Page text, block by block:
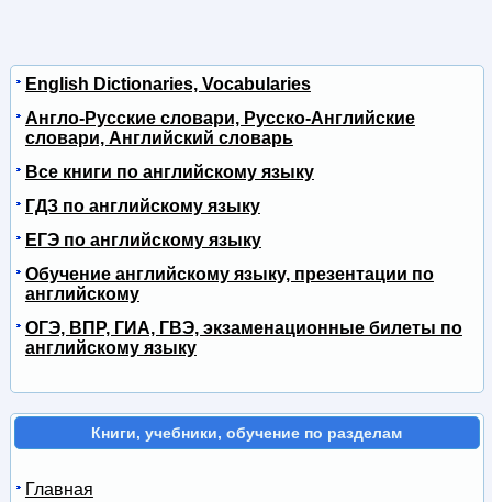
English Dictionaries, Vocabularies
Англо-Русские словари, Русско-Английские
словари, Английский словарь
Все книги по английскому языку
ГДЗ по английскому языку
ЕГЭ по английскому языку
Обучение английскому языку, презентации по
английскому
ОГЭ, ВПР, ГИА, ГВЭ, экзаменационные билеты по
английскому языку
Книги, учебники, обучение по разделам
Главная